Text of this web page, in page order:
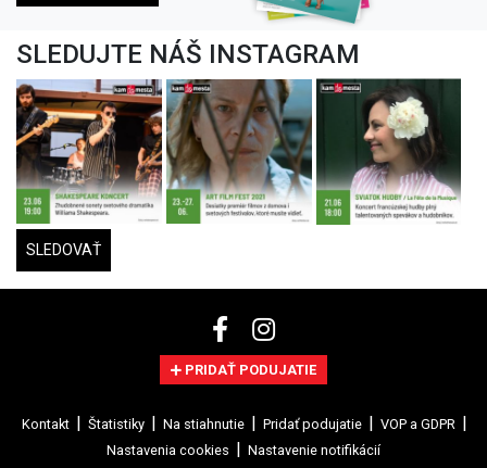
SLEDUJTE NÁŠ INSTAGRAM
SLEDOVAŤ
PRIDAŤ PODUJATIE
Kontakt Štatistiky Na stiahnutie Pridať podujatie
VOP a GDPR
Nastavenia cookies
Nastavenie notifikácií